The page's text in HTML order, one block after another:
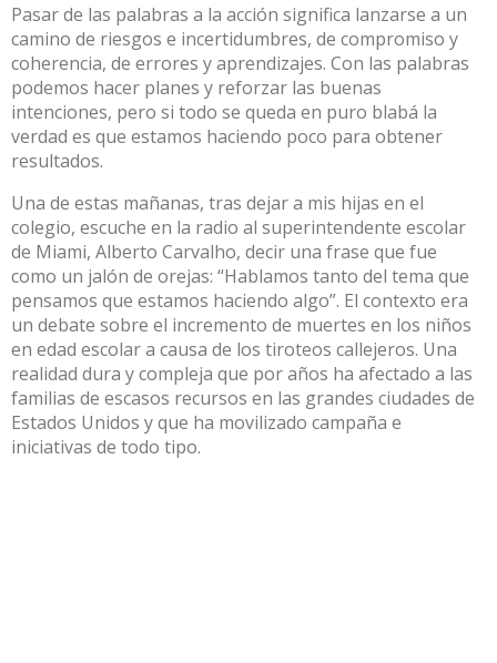
Pasar de las palabras a la acción significa lanzarse a un
camino de riesgos e incertidumbres, de compromiso y
coherencia, de errores y aprendizajes. Con las palabras
podemos hacer planes y reforzar las buenas
intenciones, pero si todo se queda en puro blabá la
verdad es que estamos haciendo poco para obtener
resultados.
Una de estas mañanas, tras dejar a mis hijas en el
colegio, escuche en la radio al superintendente escolar
de Miami, Alberto Carvalho, decir una frase que fue
como un jalón de orejas: “Hablamos tanto del tema que
pensamos que estamos haciendo algo”. El contexto era
un debate sobre el incremento de muertes en los niños
en edad escolar a causa de los tiroteos callejeros. Una
realidad dura y compleja que por años ha afectado a las
familias de escasos recursos en las grandes ciudades de
Estados Unidos y que ha movilizado campaña e
iniciativas de todo tipo.